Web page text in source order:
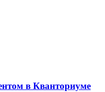
в Кванториуме